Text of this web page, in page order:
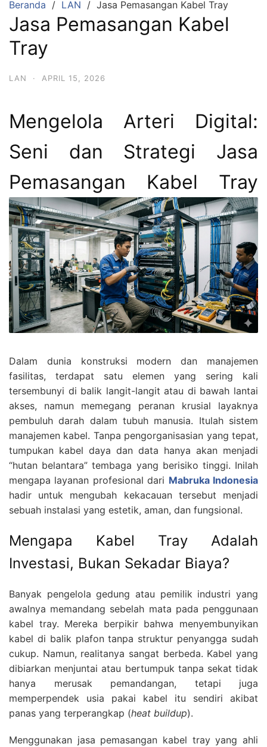
Beranda LAN Jasa Pemasangan Kabel Tray
Jasa Pemasangan Kabel
Tray
LAN · APRIL 15, 2026
Mengelola Arteri Digital:
Seni dan Strategi Jasa
Pemasangan Kabel Tray
Dalam dunia konstruksi modern dan manajemen
fasilitas, terdapat satu elemen yang sering kali
tersembunyi di balik langit-langit atau di bawah lantai
akses, namun memegang peranan krusial layaknya
pembuluh darah dalam tubuh manusia. Itulah sistem
manajemen kabel. Tanpa pengorganisasian yang tepat,
tumpukan kabel daya dan data hanya akan menjadi
“hutan belantara” tembaga yang berisiko tinggi. Inilah
mengapa layanan profesional dari Mabruka Indonesia
hadir untuk mengubah kekacauan tersebut menjadi
sebuah instalasi yang estetik, aman, dan fungsional.
Mengapa Kabel Tray Adalah
Investasi, Bukan Sekadar Biaya?
Banyak pengelola gedung atau pemilik industri yang
awalnya memandang sebelah mata pada penggunaan
kabel tray. Mereka berpikir bahwa menyembunyikan
kabel di balik plafon tanpa struktur penyangga sudah
cukup. Namun, realitanya sangat berbeda. Kabel yang
dibiarkan menjuntai atau bertumpuk tanpa sekat tidak
hanya merusak pemandangan, tetapi juga
memperpendek usia pakai kabel itu sendiri akibat
panas yang terperangkap (heat buildup).
Menggunakan jasa pemasangan kabel tray yang ahli